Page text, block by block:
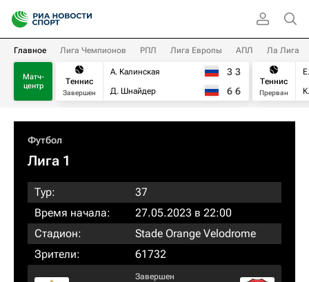
Главное Лига Чемпионов РПЛ Лига Европы АПЛ Ла Лига
Матч-
центр
Теннис
Завершен
А. Калинская
Д. Шнайдер
3 3
6 6
Теннис
Прерван
Футбол
Лига 1
Тур:
37
Время начала:
27.05.2023 в 22:00
Стадион:
Stade Orange Velodrome
Зрители:
61732
Завершен